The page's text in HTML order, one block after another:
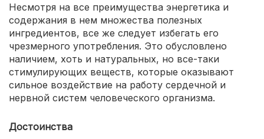
Несмотря на все преимущества энергетика и
содержания в нем множества полезных
ингредиентов, все же следует избегать его
чрезмерного употребления. Это обусловлено
наличием, хоть и натуральных, но все-таки
стимулирующих веществ, которые оказывают
сильное воздействие на работу сердечной и
нервной систем человеческого организма.
Достоинства